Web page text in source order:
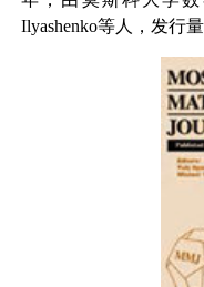
Ilyashenko等人，发行